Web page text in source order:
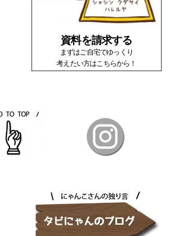
資料を請求する
まずはご自宅でゆっくり
考えたい方はこちらから！